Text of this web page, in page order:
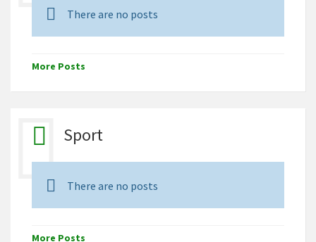
There are no posts
More Posts
Sport
There are no posts
More Posts